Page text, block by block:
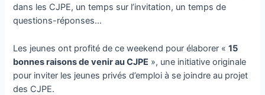
dans les CJPE, un temps sur l’invitation, un temps de
questions-réponses…
Les jeunes ont profité de ce weekend pour élaborer «15
bonnes raisons de venir au CJPE », une initiative originale
pour inviter les jeunes privés d’emploi à se joindre au projet
des CJPE.